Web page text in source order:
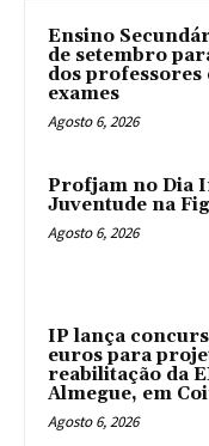
Ensino
de setembro
dos professores
exames
Agosto 6, 2026
Profjam no Dia
Juventude na
Agosto 6, 2026
IP lança
euros para
reabilitação da
Almegue, em
Agosto 6, 2026